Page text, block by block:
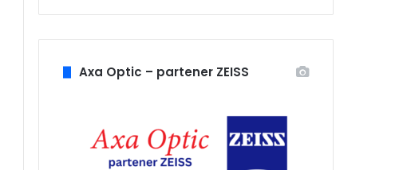
Axa Optic – partener ZEISS